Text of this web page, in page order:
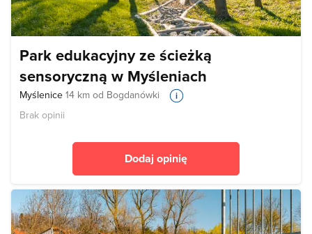
Park edukacyjny ze ścieżką
sensoryczną w Myśleniach
Myślenice 14 km od Bogdanówki
Brak opinii
Dodaj opinię